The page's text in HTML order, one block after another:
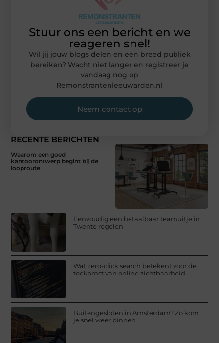
RECENTE BERICHTEN
Waarom een goed
kantoorontwerp begint bij de
looproute
Eenvoudig een betaalbaar teamuitje in
Twente regelen
Wat zero-click search betekent voor de
toekomst van online zichtbaarheid
Buitengesloten in Amsterdam? Zo kom
je snel weer binnen
Stuur ons een bericht en we
reageren snel!
Wil jij jouw blogs delen en een breed publiek
bereiken? Wacht niet langer en registreer je
vandaag nog op
Remonstrantenleeuwarden.nl
Neem contact op